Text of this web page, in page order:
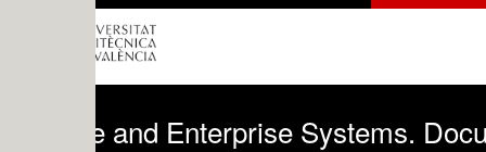
and Enterprise Systems. Document